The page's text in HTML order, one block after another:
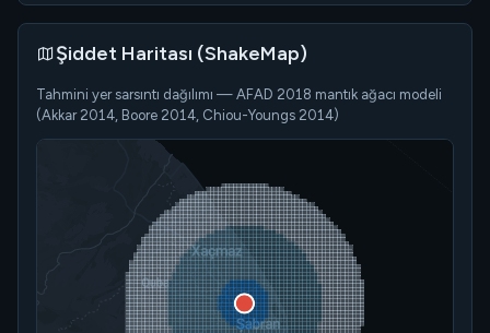
Şiddet Haritası (ShakeMap)
Tahmini yer sarsıntı dağılımı — AFAD 2018 mantık ağacı modeli
(Akkar 2014, Boore 2014, Chiou-Youngs 2014)